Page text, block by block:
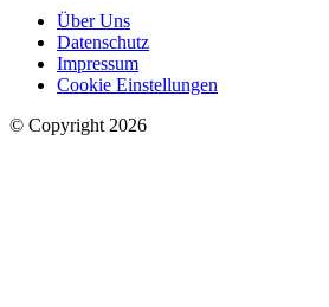
Über Uns
Datenschutz
Impressum
Cookie Einstellungen
© Copyright 2026